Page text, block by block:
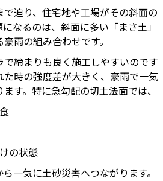
迫り、住宅地や工場がその斜面の
なるのは、斜面に多い「まさ土」
雨の組み合わせです。
で締まりも良く施工しやすいのです
時の強度差が大きく、豪雨で一気
す。特に急勾配の切土法面では、
の状態
一気に土砂災害へつながります。